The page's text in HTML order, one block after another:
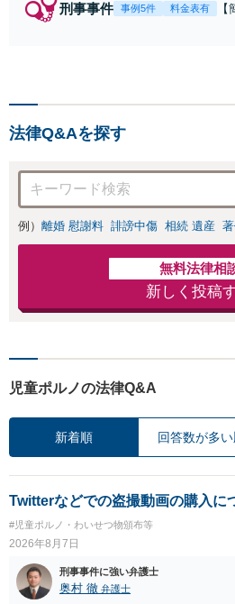
刑事事件 事例5件 料金表有
法律Q&Aを探す
例） 離婚 慰謝料 誹謗中傷 相続 遺産
無料法律相
新しく投稿
児童ポルノの法律Q&A
新着順 回答数が多
Twitterなどでの盗撮動画の購入に
#児童ポルノ・わいせつ物頒布等
2026年8月7日
刑事事件に強い弁護士
奥村 徹 弁護士